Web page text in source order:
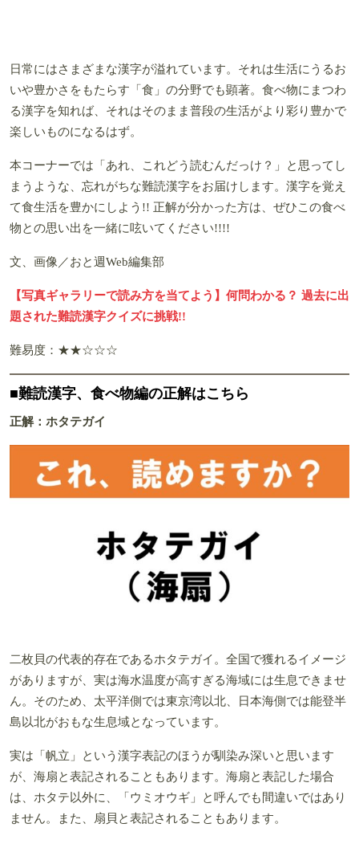
日常にはさまざまな漢字が溢れています。それは生活にうるお
いや豊かさをもたらす「食」の分野でも顕著。食べ物にまつわ
る漢字を知れば、それはそのまま普段の生活がより彩り豊かで
楽しいものになるはず。
本コーナーでは「あれ、これどう読むんだっけ？」と思ってし
まうような、忘れがちな難読漢字をお届けします。漢字を覚え
て食生活を豊かにしよう!! 正解が分かった方は、ぜひこの食べ
物との思い出を一緒に呟いてください!!!!
文、画像／おと週Web編集部
【写真ギャラリーで読み方を当てよう】何問わかる？ 過去に出
題された難読漢字クイズに挑戦!!
難易度：★★☆☆☆
■難読漢字、食べ物編の正解はこちら
正解：ホタテガイ
二枚貝の代表的存在であるホタテガイ。全国で獲れるイメージ
がありますが、実は海水温度が高すぎる海域には生息できませ
ん。そのため、太平洋側では東京湾以北、日本海側では能登半
島以北がおもな生息域となっています。
実は「帆立」という漢字表記のほうが馴染み深いと思います
が、海扇と表記されることもあります。海扇と表記した場合
は、ホタテ以外に、「ウミオウギ」と呼んでも間違いではあり
ません。また、扇貝と表記されることもあります。